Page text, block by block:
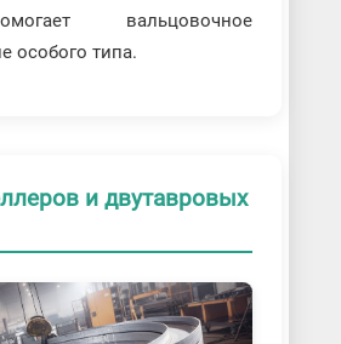
вальцовочное
особого типа.
и двутавровых